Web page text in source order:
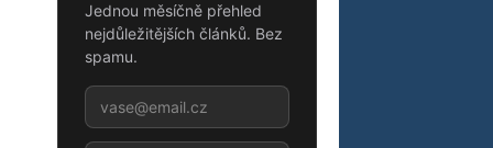
Jednou měsíčně přehled
nejdůležitějších článků. Bez
spamu.